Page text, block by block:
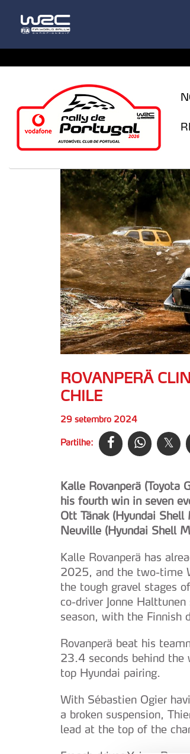
ROVANPERÄ
CHILE
29 setembro 2024
Partilhe:
Kalle Rovanperä (Toyota
his fourth win in seven
Ott Tänak (Hyundai
Neuville (Hyundai Shell
Kalle Rovanperä has
2025, and the two-time
the tough gravel stages
co-driver Jonne
season, with the Finnish
Rovanperä beat his
23.4 seconds behind the
top Hyundai pairing.
With Sébastien Ogier
a broken suspension,
lead at the top of the